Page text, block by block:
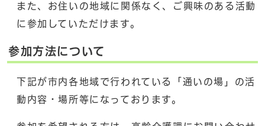
また、お住いの地域に関係なく、ご興味のある活動
に参加していただけます。
参加方法について
下記が市内各地域で行われている「通いの場」の活
動内容・場所等になっております。